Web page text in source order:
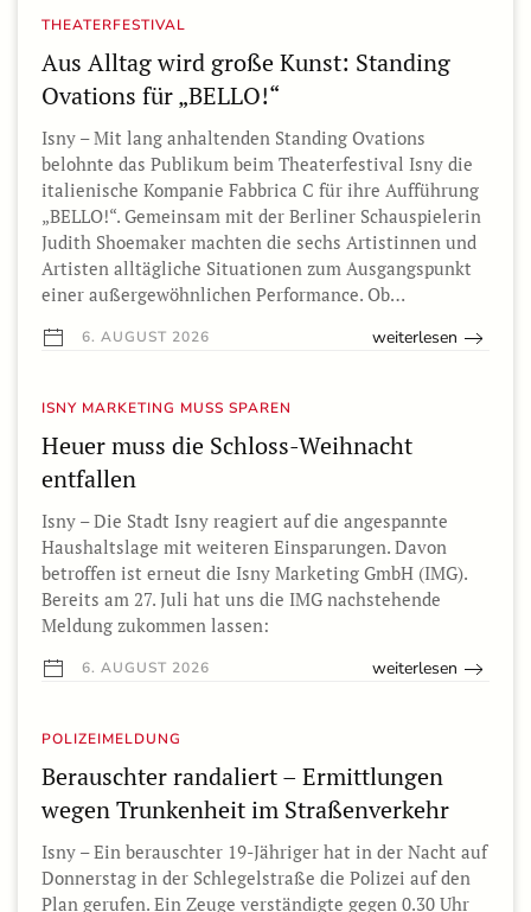
THEATERFESTIVAL
Aus Alltag wird große Kunst: Standing
Ovations für „BELLO!“
Isny – Mit lang anhaltenden Standing Ovations
belohnte das Publikum beim Theaterfestival Isny die
italienische Kompanie Fabbrica C für ihre Aufführung
„BELLO!“. Gemeinsam mit der Berliner Schauspielerin
Judith Shoemaker machten die sechs Artistinnen und
Artisten alltägliche Situationen zum Ausgangspunkt
einer außergewöhnlichen Performance. Ob…
6. AUGUST 2026 weiterlesen
ISNY MARKETING MUSS SPAREN
Heuer muss die Schloss-Weihnacht
entfallen
Isny – Die Stadt Isny reagiert auf die angespannte
Haushaltslage mit weiteren Einsparungen. Davon
betroffen ist erneut die Isny Marketing GmbH (IMG).
Bereits am 27. Juli hat uns die IMG nachstehende
Meldung zukommen lassen:
6. AUGUST 2026 weiterlesen
POLIZEIMELDUNG
Berauschter randaliert – Ermittlungen
wegen Trunkenheit im Straßenverkehr
Isny – Ein berauschter 19-Jähriger hat in der Nacht auf
Donnerstag in der Schlegelstraße die Polizei auf den
Plan gerufen. Ein Zeuge verständigte gegen 0.30 Uhr